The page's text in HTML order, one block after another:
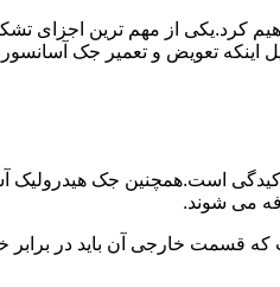
کرد.یکی از مهم ترین
اینکه تعویض و تعمیر جک
است.همچنین جک هیدرولیک
می شوند.
قسمت خارجی آن باید در